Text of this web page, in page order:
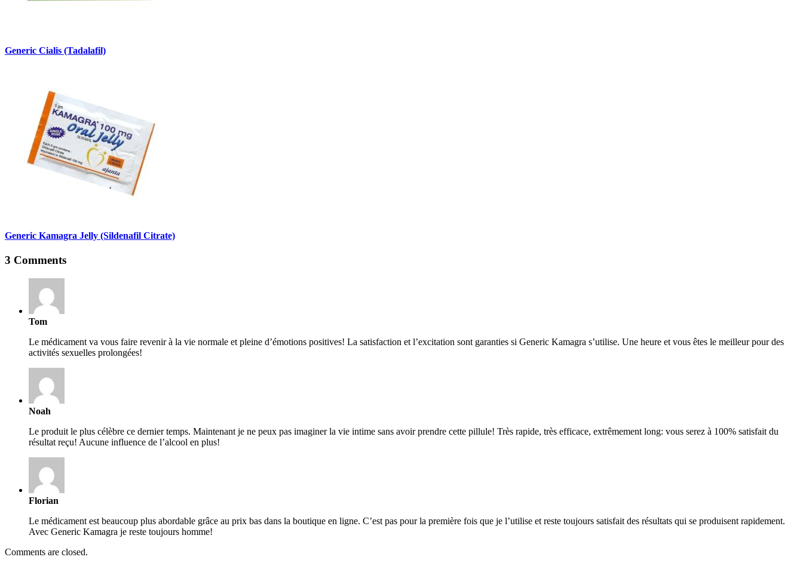
Generic Cialis (Tadalafil)
Generic Kamagra Jelly (Sildenafil Citrate)
3 Comments
Tom
Le médicament va vous faire revenir à la vie normale et pleine d’émotions positives! La satisfaction et l’excitation sont garanties si Generic Kamagra s’utilise. Une heure et vous êtes le meilleur pour des
activités sexuelles prolongées!
Noah
Le produit le plus célèbre ce dernier temps. Maintenant je ne peux pas imaginer la vie intime sans avoir prendre cette pillule! Très rapide, très efficace, extrêmement long: vous serez à 100% satisfait du
résultat reçu! Aucune influence de l’alcool en plus!
Florian
Le médicament est beaucoup plus abordable grâce au prix bas dans la boutique en ligne. C’est pas pour la première fois que je l’utilise et reste toujours satisfait des résultats qui se produisent rapidement.
Avec Generic Kamagra je reste toujours homme!
Comments are closed.